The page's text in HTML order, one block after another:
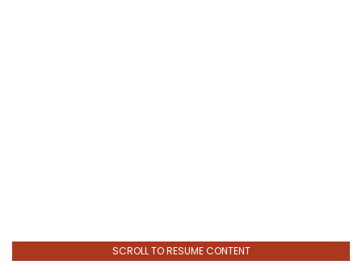
SCROLL TO RESUME CONTENT